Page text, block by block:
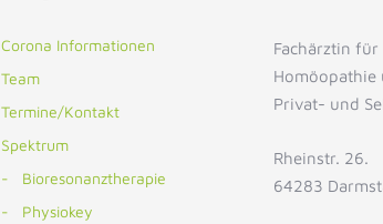
Corona Informationen
Team
Termine/Kontakt
Spektrum
Bioresonanztherapie
Physiokey
Fachärztin
Homöopathie
Privat- und
Rheinstr. 26.
64283